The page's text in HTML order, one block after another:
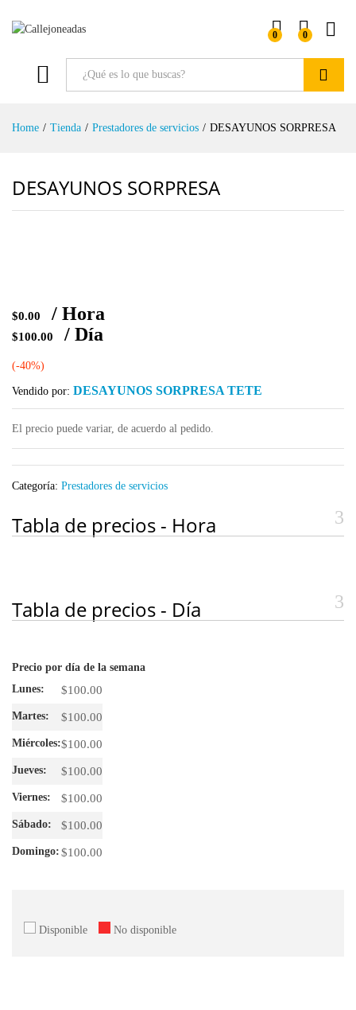
0 0
Home / Tienda / Prestadores de servicios / DESAYUNOS SORPRESA
DESAYUNOS SORPRESA
$0.00 / Hora
$100.00 / Día
(-40%)
Vendido por: DESAYUNOS SORPRESA TETE
El precio puede variar, de acuerdo al pedido.
Categoría: Prestadores de servicios
Tabla de precios - Hora
Tabla de precios - Día
Precio por día de la semana
$100.00
$100.00
$100.00
$100.00
$100.00
$100.00
$100.00
Disponible No disponible